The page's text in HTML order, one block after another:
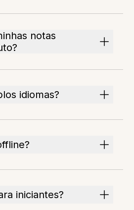
notas
idiomas?
iniciantes?